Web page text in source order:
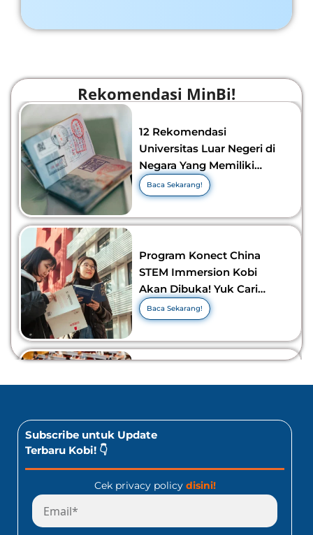
Rekomendasi MinBi!
12 Rekomendasi
Universitas Luar Negeri di
Negara Yang Memiliki
Visa Murah di 2026-2027!
Baca Sekarang!
Program Konect China
STEM Immersion Kobi
Akan Dibuka! Yuk Cari
Tahu Info Selengkapnya!
Baca Sekarang!
Jangan Kelewatan!
Baca Sekarang!
Subscribe untuk Update
Terbaru Kobi! 👇
Cek privacy policy disini!